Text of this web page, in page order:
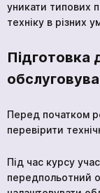
уникати типових
техніку в різних
Підготовка
Перед початком
перевірити
Під час курсу
передпольотний